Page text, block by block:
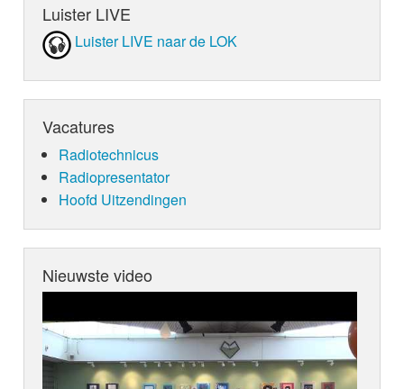
Luister LIVE
Luister LIVE naar de LOK
Vacatures
Radiotechnicus
Radiopresentator
Hoofd Uitzendingen
Nieuwste video